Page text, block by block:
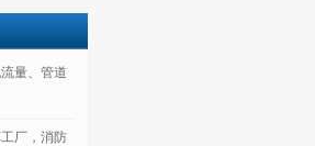
量、管道
厂，消防